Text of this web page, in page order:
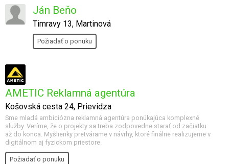
Ján Beňo
Timravy 13, Martinová
Požiadať o ponuku
AMETIC Reklamná agentúra
Košovská cesta 24, Prievidza
Sme mladá ambiciózna reklamná agentúra ponúkajúca komplexné
služby. Veríme, že o projekty sa treba zodpovedne starať od začiatku
až do konca. Myšlienky pretvárame v návrhy, ktoré finálne realizujeme v
digitálnom aj fyzickom priestore.
Požiadať o ponuku